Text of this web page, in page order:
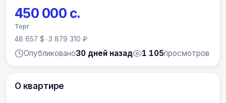
450 000 с.
Торг
48 657 $•3 879 310 ₽
Опубликовано30 дней назад 1 105просмотров
О квартире